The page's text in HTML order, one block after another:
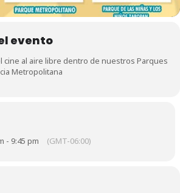
evento
cine al aire libre dentro de nuestros Parques
Metropolitana
- 9:45 pm (GMT-06:00)